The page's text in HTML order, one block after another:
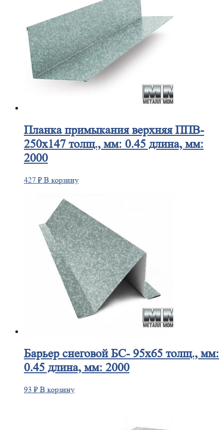
Планкапримыкания верхняя ППВ-
250х147 толщ., мм: 0.45 длина, мм:
2000
427 ₽ В корзину
Барьерснеговой БС- 95х65 толщ., мм:
0.45 длина, мм: 2000
93 ₽ В корзину